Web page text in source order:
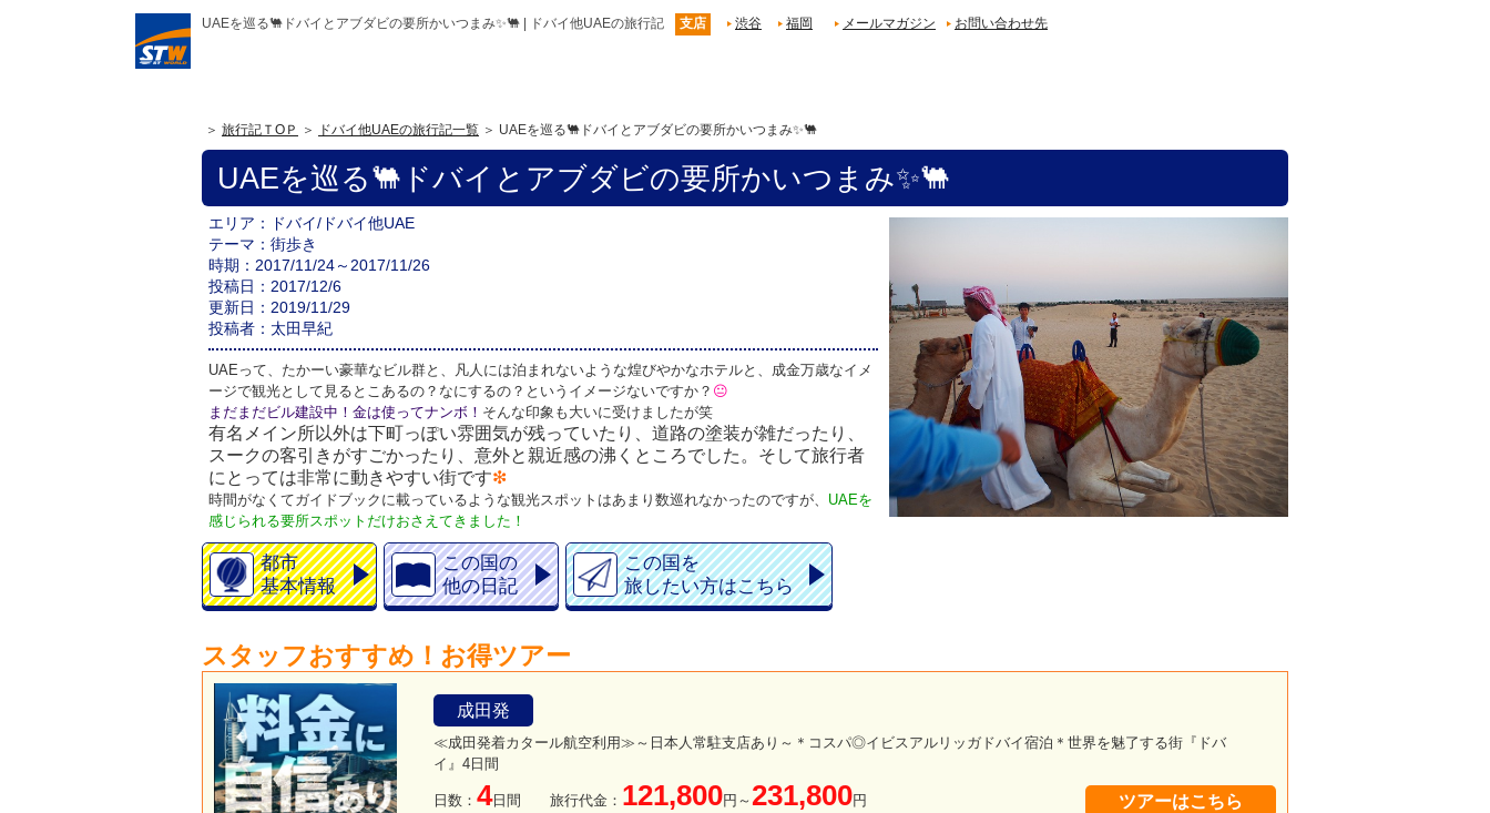
UAEを巡る🐫ドバイとアブダビの要所かいつまみ✨🐫 | ドバイ他UAEの旅行記 メールマガジン お問い合わせ先
支店 渋谷 福岡
旅行記ＴOＰ ドバイ他UAEの旅行記一覧 UAEを巡る🐫ドバイとアブダビの要所かいつまみ✨🐫
UAEを巡る🐫ドバイとアブダビの要所かいつまみ✨🐫
エリア ドバイ/ドバイ他UAE
テーマ
街歩き
時期
2017/11/24～2017/11/26
投稿日
2017/12/6
更新日
2019/11/29
投稿者
太田早紀
UAEって、たかーい豪華なビル群と、凡人には泊まれないような煌びやかなホテルと、成金万歳なイメ
ージで観光として見るとこあるの？なにするの？というイメージないですか？ 😐
まだまだビル建設中！金は使ってナンボ！ そんな印象も大いに受けましたが笑
有名メイン所以外は下町っぽい雰囲気が残っていたり、道路の塗装が雑だったり、
スークの客引きがすごかったり、意外と親近感の沸くところでした。そして旅行者
にとっては非常に動きやすい街です❇
時間がなくてガイドブックに載っているような観光スポットはあまり数巡れなかったのですが、 UAEを
感じられる要所スポットだけおさえてきました！
都市
基本情報
この国の
他の日記
この国を
旅したい方はこちら
スタッフおすすめ！お得ツアー
成田発
≪成田発着カタール航空利用≫～日本人常駐支店あり～＊コスパ◎イビスアルリッガドバイ宿泊＊世界を魅了する街『ドバ
イ』4日間
日数： 4日間 旅行代金： 121,800円～ 231,800円 ツアーはこちら